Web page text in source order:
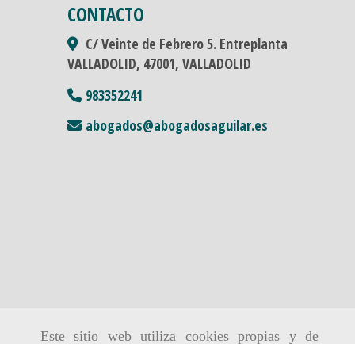
Este sitio web utiliza cookies propias y de
CONTACTO
C/ Veinte de Febrero 5. Entreplanta
VALLADOLID, 47001, VALLADOLID
983352241
abogados
abogadosaguilar.es